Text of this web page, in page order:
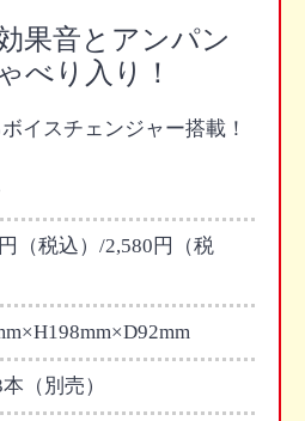
果音とアンパン
べり入り！
イスチェンジャー搭載！
（税込）/2,580円（税
（別売）